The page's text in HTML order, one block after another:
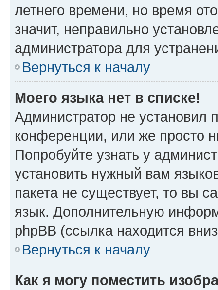
летнего времени, но время
значит, неправильно
администратора для
Вернуться к началу
Моего языка нет в списке!
Администратор не установил
конференции, или же просто
Попробуйте узнать у
установить нужный вам
пакета не существует, то вы
язык. Дополнительную
phpBB (ссылка находится
Вернуться к началу
Как я могу поместить